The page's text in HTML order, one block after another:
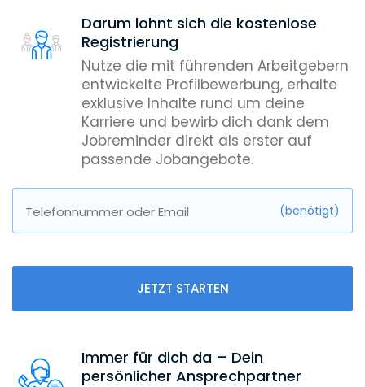
Darum lohnt sich die kostenlose
Registrierung
Nutze die mit führenden Arbeitgebern
entwickelte Profilbewerbung, erhalte
exklusive Inhalte rund um deine
Karriere und bewirb dich dank dem
Jobreminder direkt als erster auf
passende Jobangebote.
Telefonnummer oder Email (benötigt)
JETZT STARTEN
Immer für dich da – Dein
persönlicher Ansprechpartner